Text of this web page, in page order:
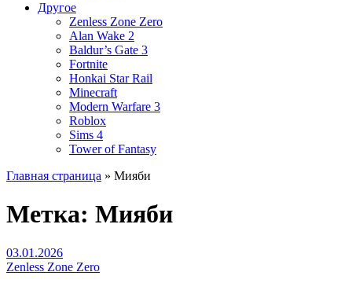
Другое
Zenless Zone Zero
Alan Wake 2
Baldur’s Gate 3
Fortnite
Honkai Star Rail
Minecraft
Modern Warfare 3
Roblox
Sims 4
Tower of Fantasy
Главная страница » Мияби
Метка: Мияби
03.01.2026
Zenless Zone Zero